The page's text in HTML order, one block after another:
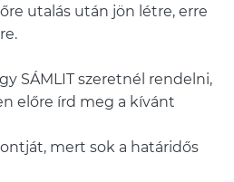
utalás után jön létre, erre
SÁMLIT szeretnél rendelni,
előre írd meg a kívánt
mert sok a határidős